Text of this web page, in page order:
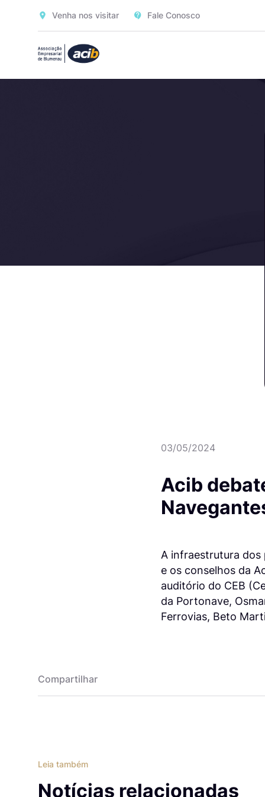
Venha nos visitar Fale Conosco
03/05/2024
Acib
A infraestrutura dos
e os conselhos da
auditório do CEB
da Portonave,
Ferrovias, Beto
Compartilhar
Leia também
Notícias relacionadas